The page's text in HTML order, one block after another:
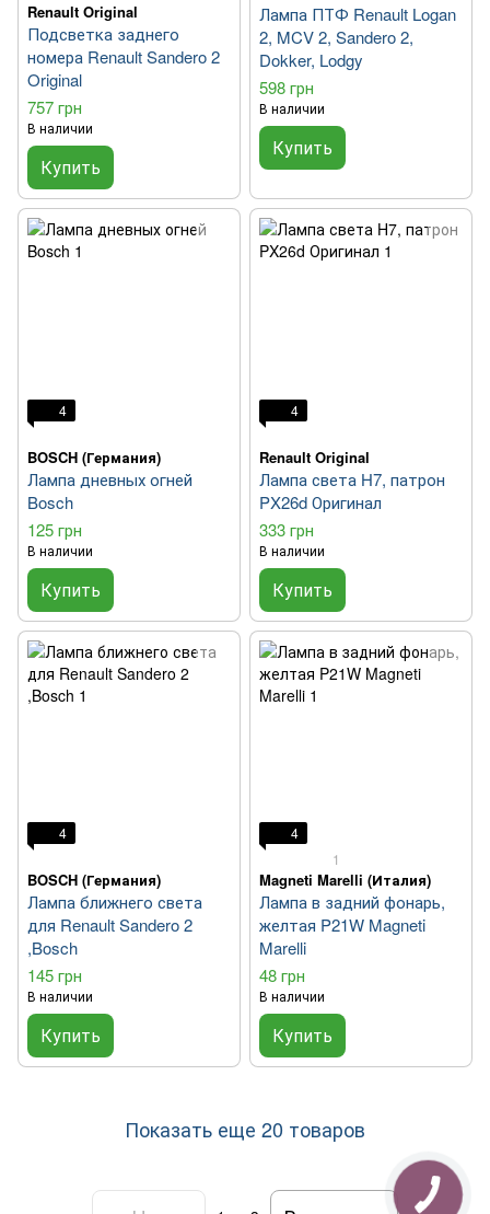
Renault Original
Подсветка заднего
номера Renault Sandero 2
Original
757 грн
В наличии
Купить
Лампа ПТФ Renault Logan
2, MCV 2, Sandero 2,
Dokker, Lodgy
598 грн
В наличии
Купить
4
BOSCH (Германия)
Лампа дневных огней
Bosch
125 грн
В наличии
Купить
4
Renault Original
Лампа света H7, патрон
PX26d Оригинал
333 грн
В наличии
Купить
4
BOSCH (Германия)
Лампа ближнего света
для Renault Sandero 2
,Bosch
145 грн
В наличии
Купить
4
1
Magneti Marelli (Италия)
Лампа в задний фонарь,
желтая P21W Magneti
Marelli
48 грн
В наличии
Купить
Показать еще 20 товаров